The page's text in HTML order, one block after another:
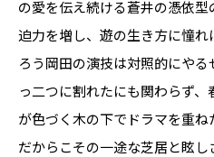
の愛を伝え続ける蒼井の憑依型
迫力を増し、遊の生き方に憧
ろう岡田の演技は対照的にや
っ二つに割れたにも関わらず
が色づく木の下でドラマを重
だからこその一途な芝居と眩